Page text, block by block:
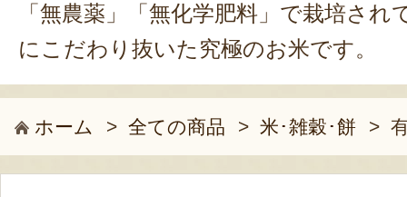
「無農薬」「無化学肥料」で栽培され
にこだわり抜いた究極のお米です。
ホーム > 全ての商品 > 米･雑穀･餅 >